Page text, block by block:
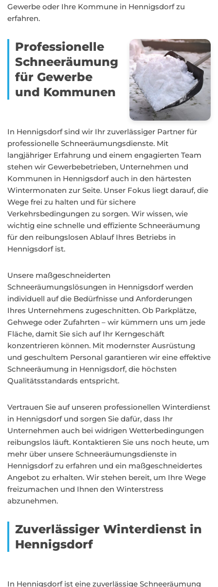
Gewerbe oder Ihre Kommune in Hennigsdorf zu
erfahren.
Professionelle
Schneeräumung
für Gewerbe
und Kommunen
In Hennigsdorf sind wir Ihr zuverlässiger Partner für
professionelle Schneeräumungsdienste. Mit
langjähriger Erfahrung und einem engagierten Team
stehen wir Gewerbebetrieben, Unternehmen und
Kommunen in Hennigsdorf auch in den härtesten
Wintermonaten zur Seite. Unser Fokus liegt darauf, die
Wege frei zu halten und für sichere
Verkehrsbedingungen zu sorgen. Wir wissen, wie
wichtig eine schnelle und effiziente Schneeräumung
für den reibungslosen Ablauf Ihres Betriebs in
Hennigsdorf ist.
Unsere maßgeschneiderten
Schneeräumungslösungen in Hennigsdorf werden
individuell auf die Bedürfnisse und Anforderungen
Ihres Unternehmens zugeschnitten. Ob Parkplätze,
Gehwege oder Zufahrten – wir kümmern uns um jede
Fläche, damit Sie sich auf Ihr Kerngeschäft
konzentrieren können. Mit modernster Ausrüstung
und geschultem Personal garantieren wir eine effektive
Schneeräumung in Hennigsdorf, die höchsten
Qualitätsstandards entspricht.
Vertrauen Sie auf unseren professionellen Winterdienst
in Hennigsdorf und sorgen Sie dafür, dass Ihr
Unternehmen auch bei widrigen Wetterbedingungen
reibungslos läuft. Kontaktieren Sie uns noch heute, um
mehr über unsere Schneeräumungsdienste in
Hennigsdorf zu erfahren und ein maßgeschneidertes
Angebot zu erhalten. Wir stehen bereit, um Ihre Wege
freizumachen und Ihnen den Winterstress
abzunehmen.
Zuverlässiger Winterdienst in
Hennigsdorf
In Hennigsdorf ist eine zuverlässige Schneeräumung